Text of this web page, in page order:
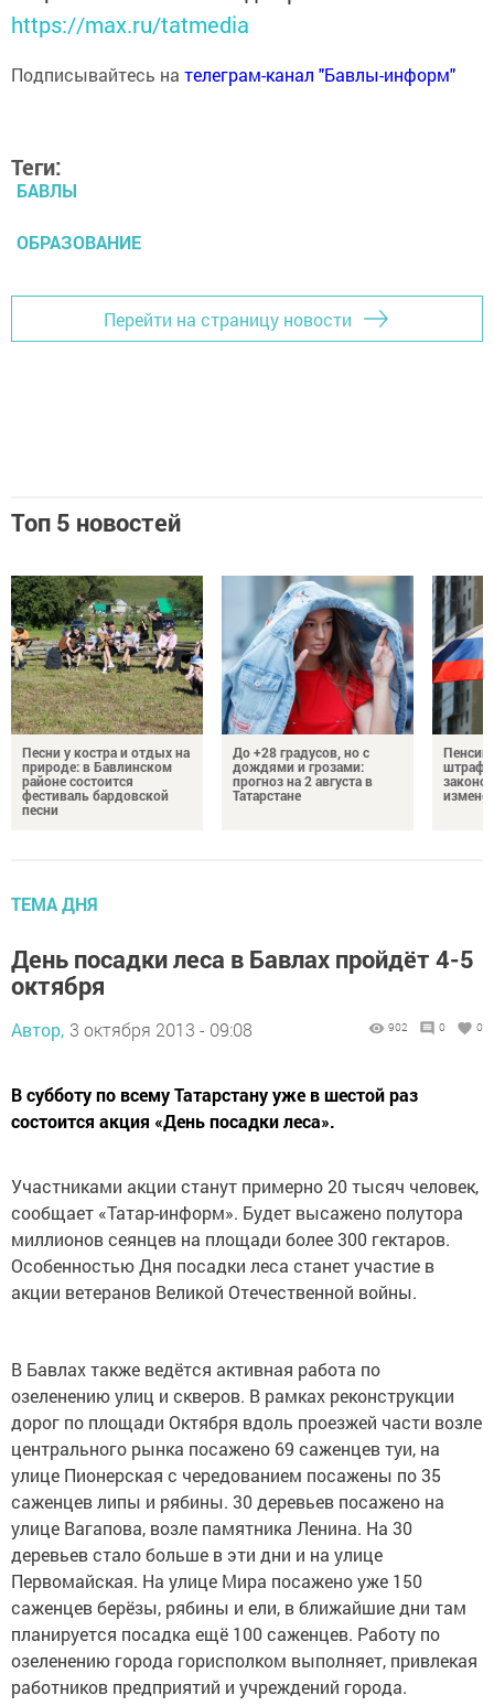
https://max.ru/tatmedia
Подписывайтесь на телеграм-канал "Бавлы-информ"
Теги:
БАВЛЫ
ОБРАЗОВАНИЕ
Перейти на страницу новости
Топ 5 новостей
Песни у костра и отдых на
природе: в Бавлинском
районе состоится
фестиваль бардовской
песни
До +28 градусов, но с
дождями и грозами:
прогноз на 2 августа в
Татарстане
ТЕМА ДНЯ
День посадки леса в Бавлах пройдёт 4-5
октября
Автор, 3 октября 2013 - 09:08 902 0 0
В субботу по всему Татарстану уже в шестой раз
состоится акция «День посадки леса».
Участниками акции станут примерно 20 тысяч человек,
сообщает «Татар-информ». Будет высажено полутора
миллионов сеянцев на площади более 300 гектаров.
Особенностью Дня посадки леса станет участие в
акции ветеранов Великой Отечественной войны.
В Бавлах также ведётся активная работа по
озеленению улиц и скверов. В рамках реконструкции
дорог по площади Октября вдоль проезжей части возле
центрального рынка посажено 69 саженцев туи, на
улице Пионерская с чередованием посажены по 35
саженцев липы и рябины. 30 деревьев посажено на
улице Вагапова, возле памятника Ленина. На 30
деревьев стало больше в эти дни и на улице
Первомайская. На улице Мира посажено уже 150
саженцев берёзы, рябины и ели, в ближайшие дни там
планируется посадка ещё 100 саженцев. Работу по
озеленению города горисполком выполняет, привлекая
работников предприятий и учреждений города.